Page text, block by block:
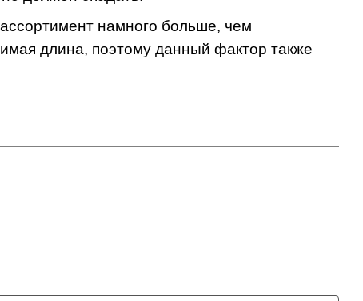
намного больше, чем
длина, поэтому данный фактор также